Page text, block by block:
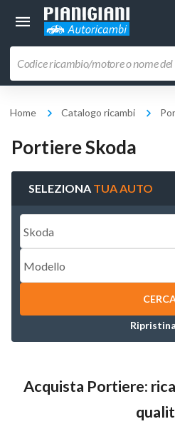
prodotti
Home Catalogo ricambi
Portiere Skoda
SELEZIONA TUA AUTO
Ripristina
Acquista Portiere: